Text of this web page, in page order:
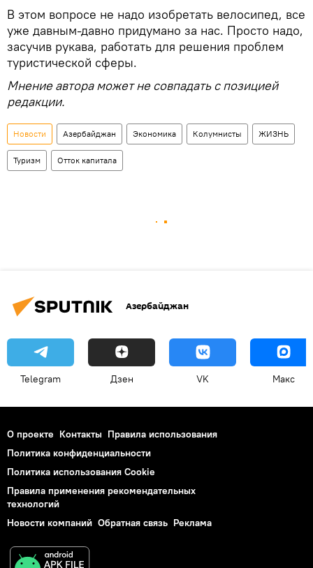
В этом вопросе не надо изобретать велосипед, все
уже давным-давно придумано за нас. Просто надо,
засучив рукава, работать для решения проблем
туристической сферы.
Мнение автора может не совпадать с позицией
редакции.
Новости Азербайджан Экономика Колумнисты ЖИЗНЬ
Туризм Отток капитала
Азербайджан
Telegram Дзен VK Макс
О проекте Контакты Правила использования
Политика конфиденциальности
Политика использования Cookie
Правила применения рекомендательных
технологий
Новости компаний Обратная связь Реклама